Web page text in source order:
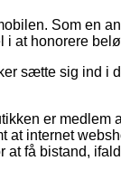
Som en
at honorere
sætte sig ind i
er medlem
at internet
få bistand,